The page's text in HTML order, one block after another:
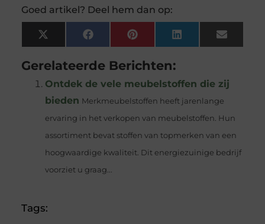
Goed artikel? Deel hem dan op:
X
(Twitter)
FacebookPinterestLinkedInEmail
Gerelateerde Berichten:
Ontdek de vele meubelstoffen die zij
bieden Merkmeubelstoffen heeft jarenlange
ervaring in het verkopen van meubelstoffen. Hun
assortiment bevat stoffen van topmerken van een
hoogwaardige kwaliteit. Dit energiezuinige bedrijf
voorziet u graag...
Tags: